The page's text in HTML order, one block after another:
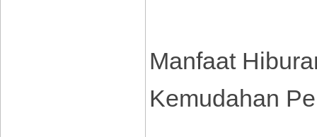
Manfaat
Kemudahan